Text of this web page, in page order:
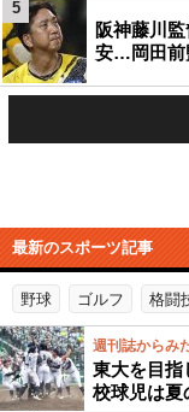
阪神藤川
安…岡田前
5
最新のスポーツ記事
野球 ゴルフ 格闘
週刊誌からみ
東大を目
校球児は夏